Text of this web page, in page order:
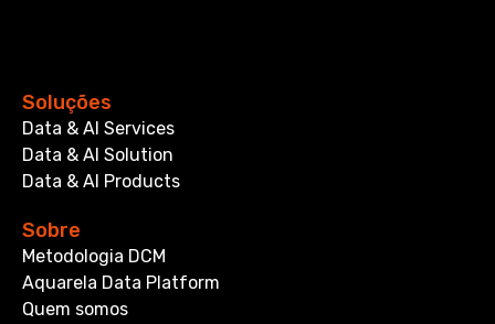
Soluções
Data & AI Services
Data & AI Solution
Data & AI Products
Sobre
Metodologia DCM
Aquarela Data Platform
Quem somos